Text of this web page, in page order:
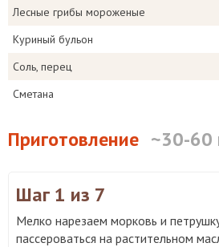
Лесные грибы мороженые
Куриный бульон
Соль, перец
Сметана
Приготовление ~30-60
Шаг 1 из 7
Мелко нарезаем морковь и
пассероваться на растительном